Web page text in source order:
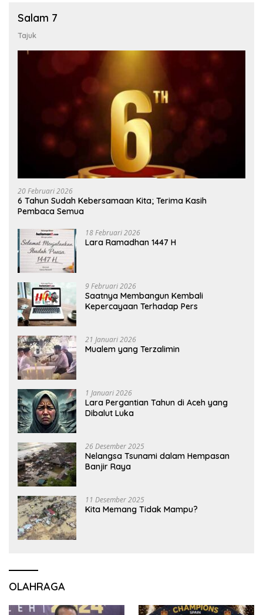
Salam 7
Tajuk
20 Februari 2026
6 Tahun Sudah Kebersamaan Kita; Terima Kasih
Pembaca Semua
18 Februari 2026
Lara Ramadhan 1447 H
9 Februari 2026
Saatnya Membangun Kembali
Kepercayaan Terhadap Pers
21 Januari 2026
Mualem yang Terzalimin
1 Januari 2026
Lara Pergantian Tahun di Aceh yang
Dibalut Luka
26 Desember 2025
Nelangsa Tsunami dalam Hempasan
Banjir Raya
11 Desember 2025
Kita Memang Tidak Mampu?
OLAHRAGA